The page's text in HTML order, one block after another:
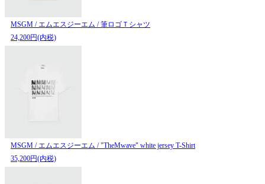
MSGM / エムエスジーエム / 筆ロゴＴシャツ
24,200円(内税)
MSGM / エムエスジーエム / "TheMwave" white jersey T-Shirt
35,200円(内税)